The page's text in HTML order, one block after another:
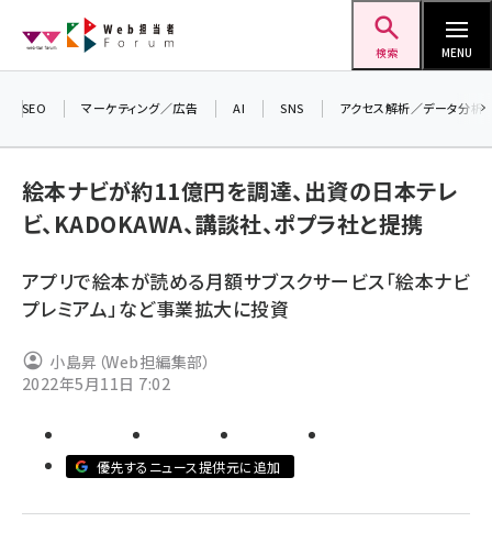
ン
検索 MENU
ai (2811)
note (2315)
z世代 (1623)
SEO マーケティング／広告 AI SNS アクセス解析／データ分析
絵本ナビが約11億円を調達、出資の日本テレ
ビ、KADOKAWA、講談社、ポプラ社と提携
アプリで絵本が読める月額サブスクサービス「絵本ナビ
プレミアム」など事業拡大に投資
小島昇（Web担編集部）
2022年5月11日 7:02
優先するニュース提供元に追加